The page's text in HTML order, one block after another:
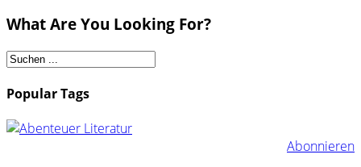
What Are You Looking For?
Popular Tags
Abonnieren